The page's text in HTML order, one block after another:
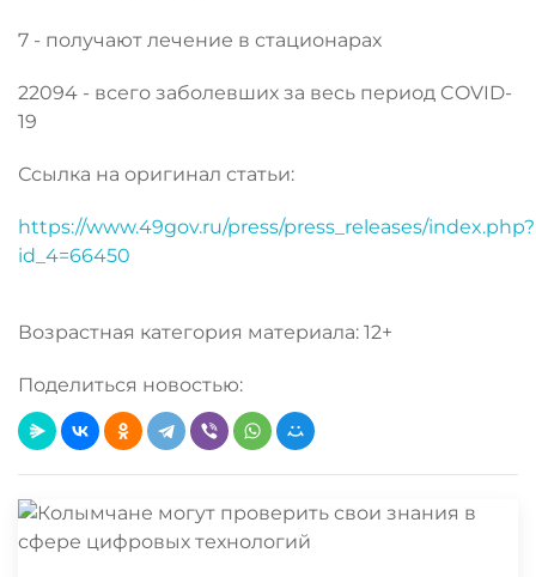
7 - получают лечение в стационарах
22094 - всего заболевших за весь период COVID-
19
Ссылка на оригинал статьи:
https://www.49gov.ru/press/press_releases/index.php?
id_4=66450
Возрастная категория материала: 12+
Поделиться новостью: